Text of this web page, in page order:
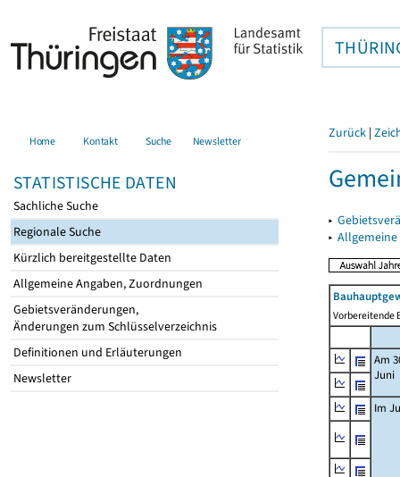
Home Kontakt Suche Newsletter
STATISTISCHE DATEN
Sachliche Suche
Regionale Suche
Kürzlich bereitgestellte Daten
Allgemeine Angaben, Zuordnungen
Gebietsveränderungen,
Änderungen zum Schlüsselverzeichnis
Definitionen und Erläuterungen
Newsletter
Zurück |
▸
▸
Vorbereitende
Am
Juni
Im